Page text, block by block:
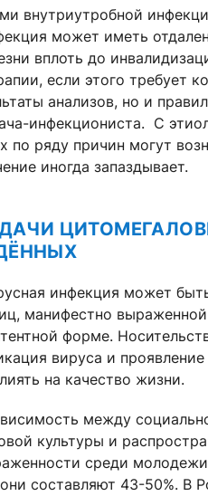
внутриутробной
может иметь
вплоть до
если этого требует
анализов, но и
инфекциониста. С
по ряду причин могут
иногда запаздывает.
инфекция может
манифестно
форме.
вируса и
на качество жизни.
между
культуры и
среди
составляют 43-50%. В